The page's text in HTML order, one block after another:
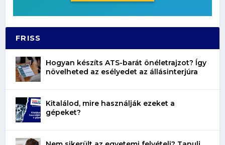
FRISS
Hogyan készíts ATS-barát önéletrajzot? Így
növelheted az esélyedet az állásinterjúra
Kitalálod, mire használják ezeket a
gépeket?